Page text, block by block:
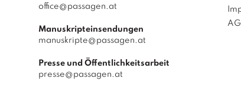
office@passagen.at
Manuskripteinsendungen
manuskripte@passagen.at
Presse und Öffentlichkeitsarbeit
presse@passagen.at